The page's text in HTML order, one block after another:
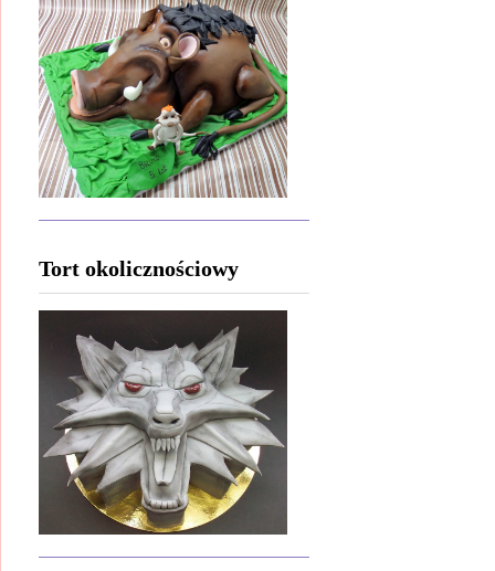
Tort okolicznościowy